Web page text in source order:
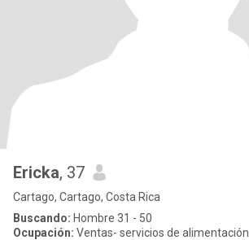
Ericka, 37
Cartago, Cartago, Costa Rica
Buscando: Hombre 31 - 50
Ocupación: Ventas- servicios de alimentación